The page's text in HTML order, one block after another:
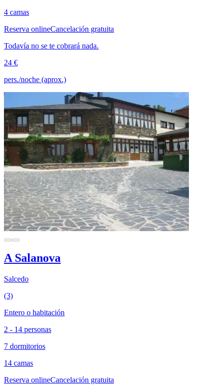
4 camas
Reserva onlineCancelación gratuita
Todavía no se te cobrará nada.
24 €
pers./noche (aprox.)
A Salanova
Salcedo
(3)
Entero o habitación
2 - 14 personas
7 dormitorios
14 camas
Reserva onlineCancelación gratuita